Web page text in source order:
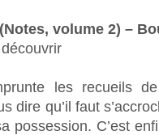
volume 2) –
les recueils
dire qu’il faut
possession. C’est